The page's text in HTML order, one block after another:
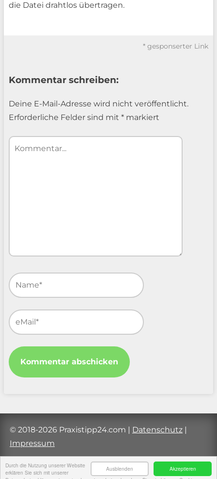
Akzeptieren
Ausblenden
Durch die Nutzung unserer Website
erklären Sie sich mit unserer
die Datei drahtlos übertragen.
* gesponserter Link
Kommentar schreiben:
Deine E-Mail-Adresse wird nicht veröffentlicht.
Erforderliche Felder sind mit * markiert
© 2018-2026 Praxistipp24.com | Datenschutz |
Impressum